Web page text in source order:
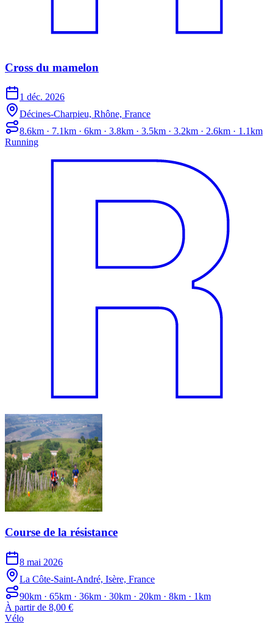
Cross du mamelon
1 déc. 2026
Décines-Charpieu, Rhône, France
8.6km · 7.1km · 6km · 3.8km · 3.5km · 3.2km · 2.6km · 1.1km
Running
Course de la résistance
8 mai 2026
La Côte-Saint-André, Isère, France
90km · 65km · 36km · 30km · 20km · 8km · 1km
À partir de 8,00 €
Vélo